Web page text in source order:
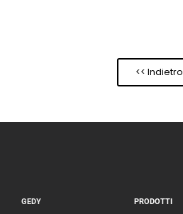
<< Indietro
GEDY
PRODOTTI